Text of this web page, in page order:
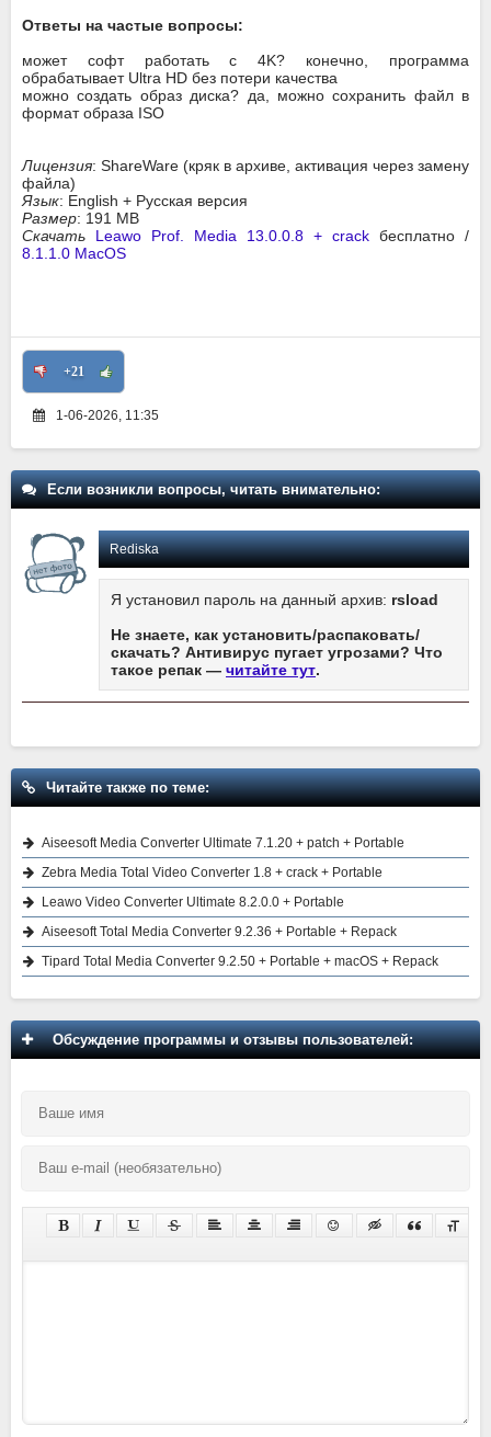
Ответы на частые вопросы:
может софт работать с 4K? конечно, программа
обрабатывает Ultra HD без потери качества
можно создать образ диска? да, можно сохранить файл в
формат образа ISO
Лицензия: ShareWare (кряк в архиве, активация через замену
файла)
Язык: English + Русская версия
Размер: 191 MB
Скачать Leawo Prof. Media 13.0.0.8 + crack бесплатно /
8.1.1.0 MacOS
+21
1-06-2026, 11:35
Если возникли вопросы, читать внимательно:
Rediska
Я установил пароль на данный архив: rsload
Не знаете, как установить/распаковать/
скачать? Антивирус пугает угрозами? Что
такое репак — читайте тут.
Читайте также по теме:
Aiseesoft Media Converter Ultimate 7.1.20 + patch + Portable
Zebra Media Total Video Converter 1.8 + crack + Portable
Leawo Video Converter Ultimate 8.2.0.0 + Portable
Aiseesoft Total Media Converter 9.2.36 + Portable + Repack
Tipard Total Media Converter 9.2.50 + Portable + macOS + Repack
Обсуждение программы и отзывы пользователей: